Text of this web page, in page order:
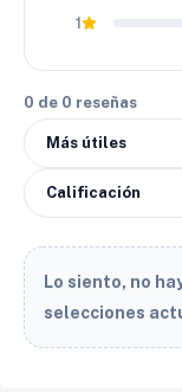
estabilidad y
1
0 de 0 reseñas
Lo siento, no
selecciones